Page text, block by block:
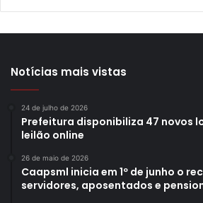
Gostei
Dengue
mosquito números
Notícias mais vistas
24 de julho de 2026
Prefeitura disponibiliza 47 novos
leilão online
26 de maio de 2026
Caapsml inicia em 1º de junho o
servidores, aposentados e